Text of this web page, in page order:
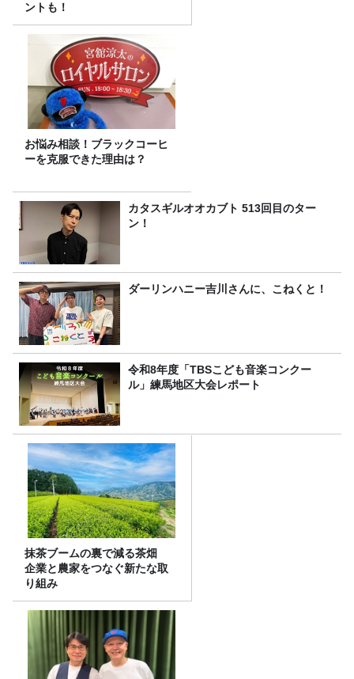
ントも！
お悩み相談！ブラックコーヒ
ーを克服できた理由は？
カタスギルオオカブト 513回目のター
ン！
ダーリンハニー吉川さんに、こねくと！
令和8年度「TBSこども音楽コンクー
ル」練馬地区大会レポート
抹茶ブームの裏で減る茶畑
企業と農家をつなぐ新たな取
り組み